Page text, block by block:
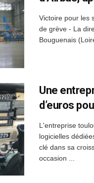
Victoire pour les
de grève - La
Bouguenais
Une
d’euros
L'entreprise
logicielles
clé dans sa
occasion ...